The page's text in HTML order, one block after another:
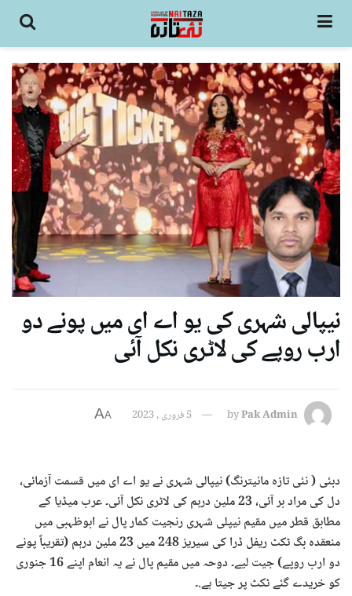
نیپالی شہری کی یو اے ای میں پونے دو
ارب روپے کی لاٹری نکل آئی
byPak Admin 5 فروری , 2023 A
A
دبئی ( نئی تازہ مانیترنگ) نیپالی شہری نے یو اے ای میں قسمت آزمائی،
دل کی مراد بر آئی، 23 ملین درہم کی لاٹری نکل آئی۔ عرب میڈیا کے
مطابق قطر میں مقیم نیپلی شہری رنجیت کمار پال نے ابوظہبی میں
منعقدہ بگ ٹکٹ ریفل ڈرا کی سیریز 248 میں 23 ملین درہم (تقریباً پونے
دو ارب روپے) جیت لیے۔ دوحہ میں مقیم پال نے یہ انعام اپنے 16 جنوری
کو خریدے گئے ٹکٹ پر جیتا ہے.۔